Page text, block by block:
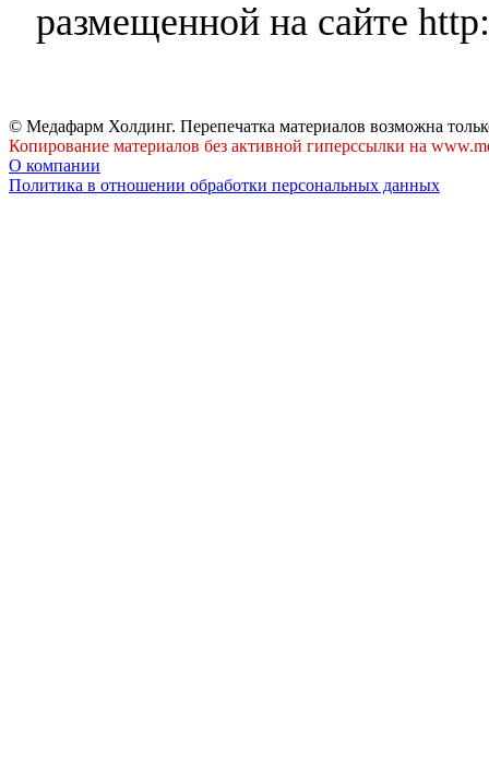
размещенной на сайте
© Медафарм Холдинг. Перепечатка материалов возможна
Копирование материалов без активной гиперссылки на
О компании
Политика в отношении обработки персональных данных